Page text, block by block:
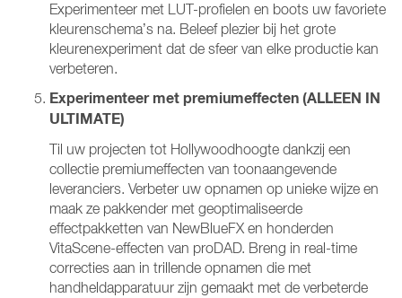
Experimenteer met LUT-profielen en boots uw favoriete
kleurenschema’s na. Beleef plezier bij het grote
kleurenexperiment dat de sfeer van elke productie kan
verbeteren.
Experimenteer met premiumeffecten (ALLEEN IN
ULTIMATE)
Til uw projecten tot Hollywoodhoogte dankzij een
collectie premiumeffecten van toonaangevende
leveranciers. Verbeter uw opnamen op unieke wijze en
maak ze pakkender met geoptimaliseerde
effectpakketten van NewBlueFX en honderden
VitaScene-effecten van proDAD. Breng in real-time
correcties aan in trillende opnamen die met
handheldapparatuur zijn gemaakt met de verbeterde